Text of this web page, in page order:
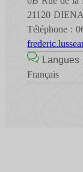
21120
Téléphone :
Langues
Français